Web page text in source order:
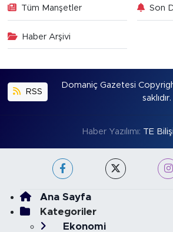
Tüm Manşetler Son
Haber Arşivi
RSS
Domaniç Gazetesi
saklıdır.
Haber Yazılımı: TE
Ana Sayfa
Kategoriler
Ekonomi